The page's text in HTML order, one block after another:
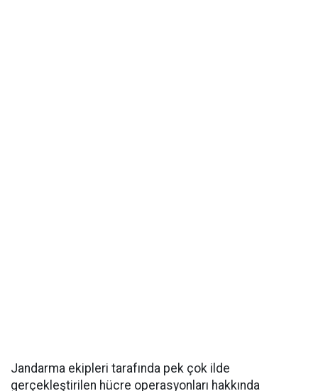
Jandarma ekipleri tarafında pek çok ilde
gerçekleştirilen hücre operasyonları hakkında